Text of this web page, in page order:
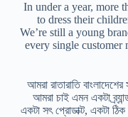
In under a year, more
to dress their
We’re still a young
every single customer
আমরা রাতারাতি
আমরা চাই এমন একটা
একটা সৎ প্রোডাক্ট, একটা